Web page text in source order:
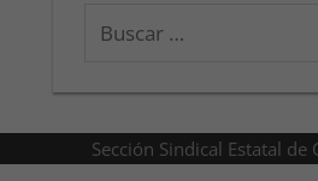
Buscar:
Sección Sindical Estatal de